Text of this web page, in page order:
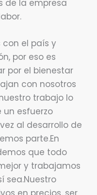
de la empresa
el país y
por eso es
por el bienestar
con nosotros
trabajo lo
un esfuerzo
al desarrollo de
parte.En
que todo
y trabajamos
sea.Nuestro